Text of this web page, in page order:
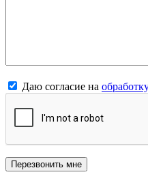
Даю согласие на